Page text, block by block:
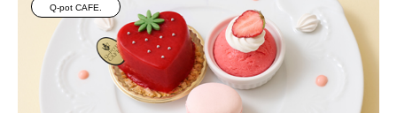
Q-pot CAFE.